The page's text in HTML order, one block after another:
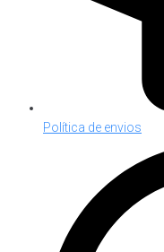
Política de envios